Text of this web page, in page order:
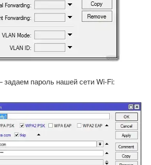
задаем пароль нашей сети Wi-Fi: